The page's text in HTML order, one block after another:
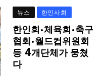
뉴스 한인사회
한인회·체육회·축구
협회·월드컵위원회
등 4개단체가 뭉쳤
다